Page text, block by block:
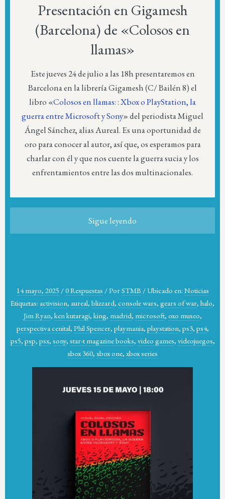
Presentación en Gigamesh
(Barcelona) de «Colosos en
llamas»
Este jueves 24 de julio a las 18h presentaremos en
Barcelona en la librería Gigamesh (C/ Bailén 8) el
libro «Colosos en llamas: : Xbox o PlayStation, la
guerra entre Microsoft y Sony» del periodista Miguel
Ángel Sánchez, alias Aureal. Es una oportunidad de
oro para conocer al autor, así que, os esperamos para
charlar con él y que nos cuente la guerra sucia y los
enfrentamientos entre las dos multinacionales.
Sigue leyendo
14 mayo, 2025 /0 Respuestas /PorSTMB / Ubicado en: Noticias
Etiquetas: activision, aureal, blizzard, console wars, gears of war, halo,
Jim Ryan, ken kutaragi, king, madrid, microsoft, oxo museo,
perspectiva cenital, Phil Spencer, playmania, playstation, ps3, ps4,
ps5, psp, psx, sony, star-t magazine books, video games, videojuegos,
xbox 360, xbox one, xbox series